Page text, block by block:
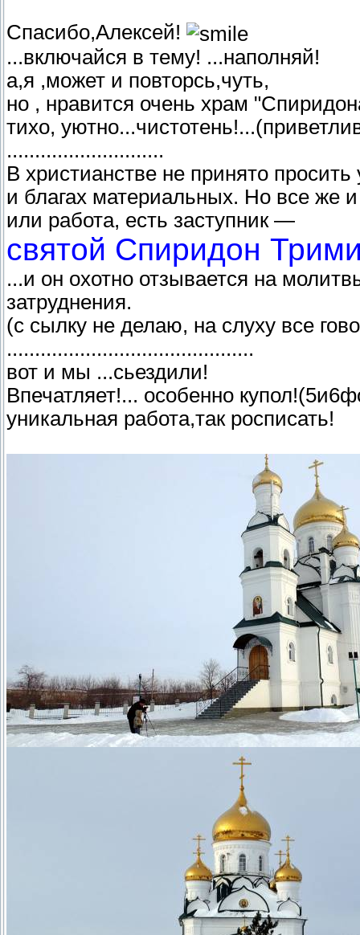
Спасибо,Алексей!
...включайся в тему! ...наполняй!
а,я ,может и повторсь,чуть,
но , нравится очень храм
тихо,
............................
В христианстве не принято
и благах материальных. Но все же
или работа, есть заступник —
святой Спиридон
...и он охотно отзывается на
затруднения.
(с сылку не делаю, на слуху все
............................................
вот и мы ...сьездили!
Впечатляет!... особенно
уникальная работа,так росписать!